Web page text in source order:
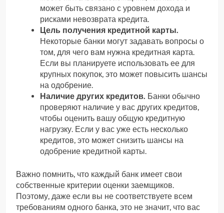
может быть связано с уровнем дохода и
рисками невозврата кредита.
Цель получения кредитной карты.
Некоторые банки могут задавать вопросы о
том, для чего вам нужна кредитная карта.
Если вы планируете использовать ее для
крупных покупок, это может повысить шансы
на одобрение.
Наличие других кредитов. Банки обычно
проверяют наличие у вас других кредитов,
чтобы оценить вашу общую кредитную
нагрузку. Если у вас уже есть несколько
кредитов, это может снизить шансы на
одобрение кредитной карты.
Важно помнить, что каждый банк имеет свои
собственные критерии оценки заемщиков.
Поэтому, даже если вы не соответствуете всем
требованиям одного банка, это не значит, что вас